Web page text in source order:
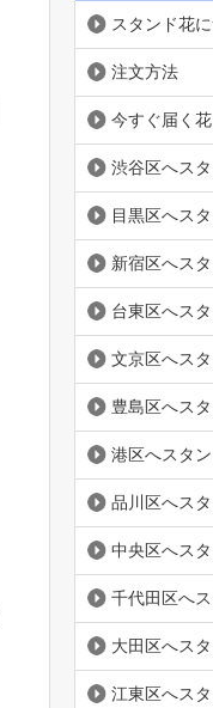
スタンド花
注文方法
今すぐ届く花
渋谷区へス
目黒区へス
新宿区へス
台東区へス
文京区へス
豊島区へス
港区へスタ
品川区へス
中央区へス
千代田区へ
大田区へス
江東区へス